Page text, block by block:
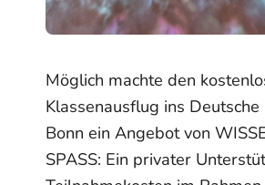
Möglich machte den
Klassenausflug ins Deutsche
Bonn ein Angebot von
SPASS: Ein privater